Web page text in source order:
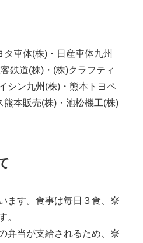
タ車体(株)・日産車体九州
鉄道(株)・(株)クラフティ
シン九州(株)・熊本トヨペ
熊本販売(株)・池松機工(株)
ます。食事は毎日３食、寮
。
弁当が支給されるため、寮